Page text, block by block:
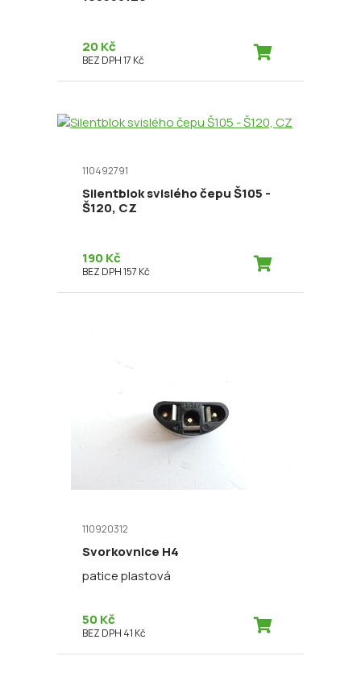
20 Kč
BEZ DPH 17 Kč
110492791
Silentblok svislého čepu Š105 -
Š120, CZ
190 Kč
BEZ DPH 157 Kč
110920312
Svorkovnice H4
patice plastová
50 Kč
BEZ DPH 41 Kč